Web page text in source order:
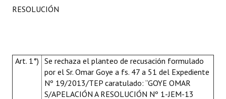
RESOLUCIÓN
Art. 1°) Se rechaza el planteo de recusación formulado
por el Sr. Omar Goye a fs. 47 a 51 del Expediente
Nº 19/2013/TEP caratulado: “GOYE OMAR
S/APELACIÓN A RESOLUCIÓN Nº 1-JEM-13